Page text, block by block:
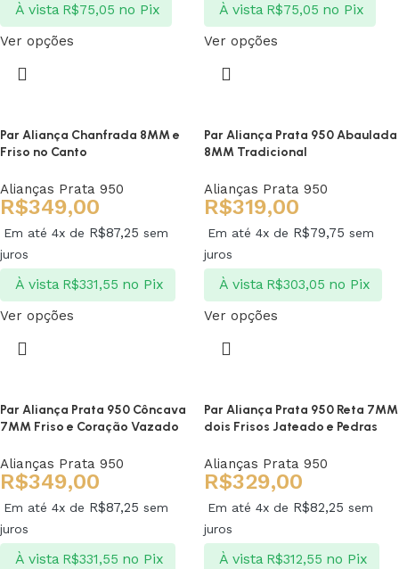
À vista R$75,05 no Pix
Ver opções
À vista R$75,05 no Pix
Ver opções
Par Aliança Chanfrada 8MM e
Friso no Canto
Alianças Prata 950
R$349,00
Em até 4x de R$87,25 sem
juros
À vista R$331,55 no Pix
Ver opções
Par Aliança Prata 950 Abaulada
8MM Tradicional
Alianças Prata 950
R$319,00
Em até 4x de R$79,75 sem
juros
À vista R$303,05 no Pix
Ver opções
Par Aliança Prata 950 Côncava
7MM Friso e Coração Vazado
Alianças Prata 950
R$349,00
Em até 4x de R$87,25 sem
juros
À vista R$331,55 no Pix
Par Aliança Prata 950 Reta 7MM
dois Frisos Jateado e Pedras
Alianças Prata 950
R$329,00
Em até 4x de R$82,25 sem
juros
À vista R$312,55 no Pix